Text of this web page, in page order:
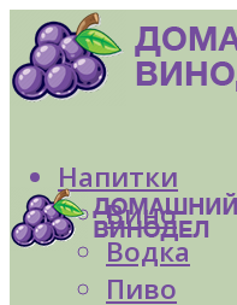
Напитки
Вино
Водка
Пиво